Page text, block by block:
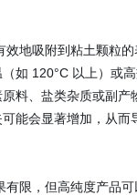
效地吸附到粘土颗粒的
如 120°C 以上）或
料、盐类杂质或副产
能会显著增加，从而
有限，但高纯度产品可